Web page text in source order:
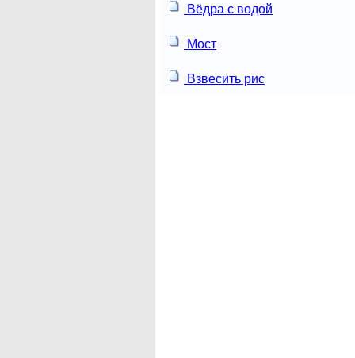
Вёдра с водой
Мост
Взвесить рис